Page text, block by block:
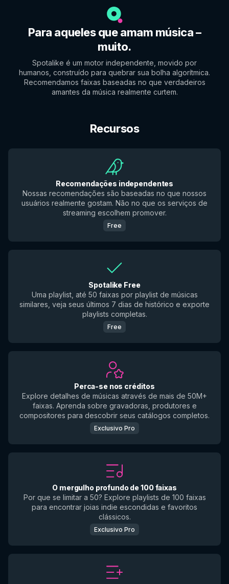
Para aqueles que amam música –
muito.
Spotalike é um motor independente, movido por
humanos, construído para quebrar sua bolha algorítmica.
Recomendamos faixas baseadas no que verdadeiros
amantes da música realmente curtem.
Recursos
Recomendações independentes
Nossas recomendações são baseadas no que nossos
usuários realmente gostam. Não no que os serviços de
streaming escolhem promover.
Free
Spotalike Free
Uma playlist, até 50 faixas por playlist de músicas
similares, veja seus últimos 7 dias de histórico e exporte
playlists completas.
Free
Perca-se nos créditos
Explore detalhes de músicas através de mais de 50M+
faixas. Aprenda sobre gravadoras, produtores e
compositores para descobrir seus catálogos completos.
Exclusivo Pro
O mergulho profundo de 100 faixas
Por que se limitar a 50? Explore playlists de 100 faixas
para encontrar joias indie escondidas e favoritos
clássicos.
Exclusivo Pro